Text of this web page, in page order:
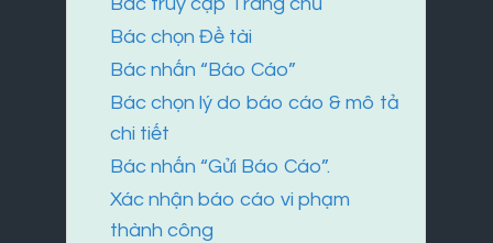
Bác truy cập Trang chủ
Bác chọn Đề tài
Bác nhấn “Báo Cáo”
Bác chọn lý do báo cáo & mô tả
chi tiết
Bác nhấn “Gửi Báo Cáo”.
Xác nhận báo cáo vi phạm
thành công